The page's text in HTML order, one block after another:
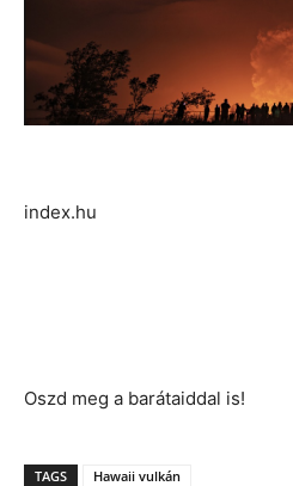
index.hu
Oszd meg a barátaiddal is!
TAGS Hawaii vulkán